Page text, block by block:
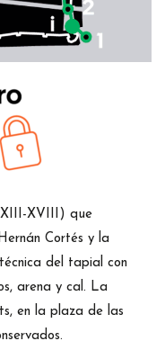
XVIII) que
Cortés y la
del tapial con
arena y cal. La
en la plaza de las